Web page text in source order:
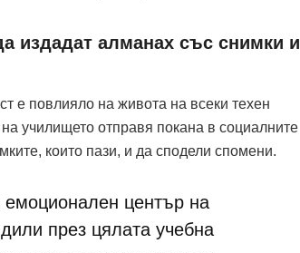
издадат алманах със снимки и
е повлияло на живота на всеки техен
училището отправя покана в социалните
които пази, и да сподели спомени.
център на
през цялата учебна